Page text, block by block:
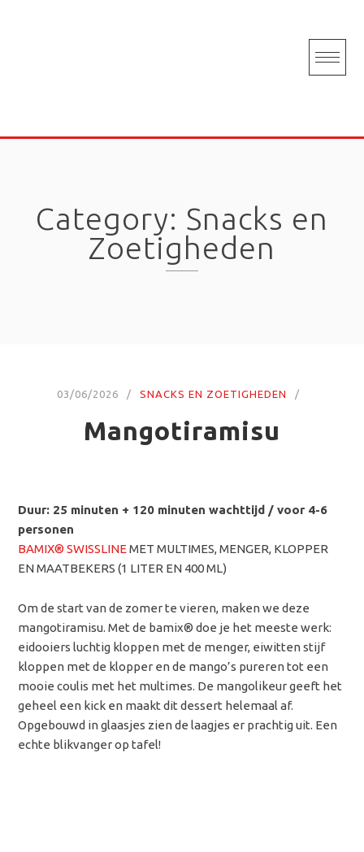
Category: Snacks en
Zoetigheden
03/06/2026 SNACKS EN ZOETIGHEDEN
Mangotiramisu
Duur: 25 minuten + 120 minuten wachttijd / voor 4-6
personen
BAMIX® SWISSLINE MET MULTIMES, MENGER, KLOPPER
EN MAATBEKERS (1 LITER EN 400 ML)
Om de start van de zomer te vieren, maken we deze
mangotiramisu. Met de bamix® doe je het meeste werk:
eidooiers luchtig kloppen met de menger, eiwitten stijf
kloppen met de klopper en de mango’s pureren tot een
mooie coulis met het multimes. De mangolikeur geeft het
geheel een kick en maakt dit dessert helemaal af.
Opgebouwd in glaasjes zien de laagjes er prachtig uit. Een
echte blikvanger op tafel!